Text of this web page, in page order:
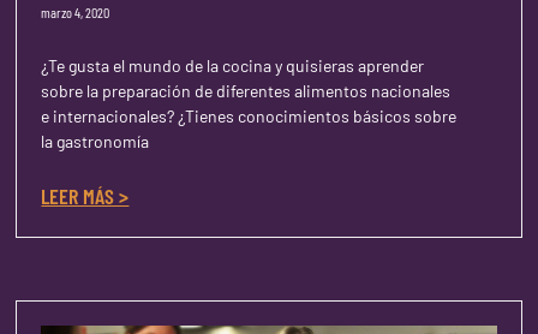
marzo 4, 2020
¿Te gusta el mundo de la cocina y quisieras aprender
sobre la preparación de diferentes alimentos nacionales
e internacionales? ¿Tienes conocimientos básicos sobre
la gastronomía
LEER MÁS >